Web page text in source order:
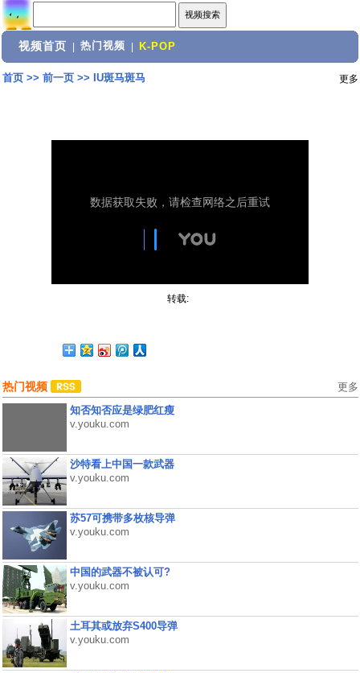
视频首页 热门视频 K-POP
首页>> 前一页>> IU斑马斑马 更多
转载:
热门视频 更多
知否知否应是绿肥红瘦
v.youku.com
沙特看上中国一款武器
v.youku.com
苏57可携带多枚核导弹
v.youku.com
中国的武器不被认可?
v.youku.com
土耳其或放弃S400导弹
v.youku.com